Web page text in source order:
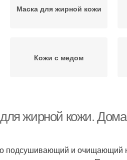
Маска для жирной кожи
Кожи с медом
жирной кожи.
подсушивающий и